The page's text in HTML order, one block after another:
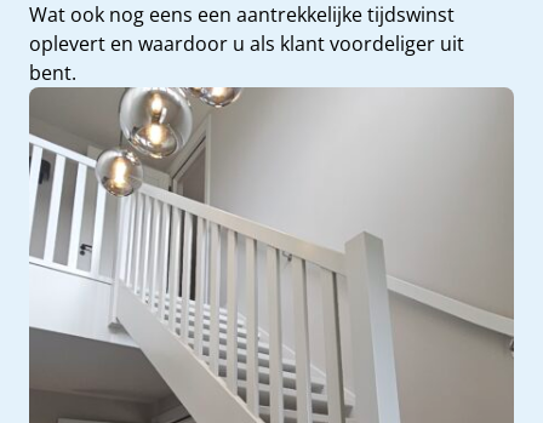
Wat ook nog eens een aantrekkelijke tijdswinst
oplevert en waardoor u als klant voordeliger uit
bent.